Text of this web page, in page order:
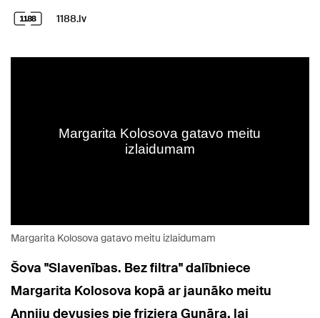
1188.lv
Margarita Kolosova gatavo meitu izlaidumam
Šova "Slavenības. Bez filtra" dalībniece
Margarita Kolosova kopā ar jaunāko meitu
Anniju devusies pie friziera Gunāra, lai